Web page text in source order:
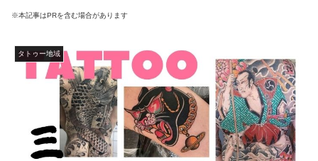
※本記事はPRを含む場合があります
タトゥー地域